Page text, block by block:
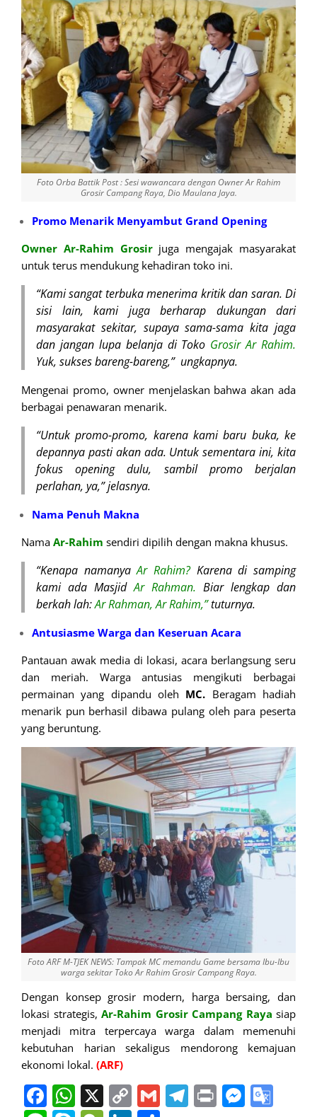
Foto Orba Battik Post : Sesi wawancara dengan Owner Ar Rahim
Grosir Campang Raya, Dio Maulana Jaya.
Promo Menarik Menyambut Grand Opening
Owner Ar-Rahim Grosirjuga mengajak masyarakat
untuk terus mendukung kehadiran toko ini.
“Kami sangat terbuka menerima kritik dan saran. Di
sisi lain, kami juga berharap dukungan dari
masyarakat sekitar, supaya sama-sama kita jaga
dan jangan lupa belanja di Toko Grosir Ar Rahim.
Yuk, sukses bareng-bareng,” ungkapnya.
Mengenai promo, owner menjelaskan bahwa akan ada
berbagai penawaran menarik.
“Untuk promo-promo, karena kami baru buka, ke
depannya pasti akan ada. Untuk sementara ini, kita
fokus opening dulu, sambil promo berjalan
perlahan, ya,” jelasnya.
Nama Penuh Makna
Nama Ar-Rahim sendiri dipilih dengan makna khusus.
“Kenapa namanyaAr Rahim?Karena di samping
kami ada MasjidAr Rahman. Biar lengkap dan
berkah lah:Ar Rahman, Ar Rahim,”tuturnya.
Antusiasme Warga dan Keseruan Acara
Pantauan awak media di lokasi, acara berlangsung seru
dan meriah. Warga antusias mengikuti berbagai
permainan yang dipandu oleh MC. Beragam hadiah
menarik pun berhasil dibawa pulang oleh para peserta
yang beruntung.
Foto ARF M-TJEK NEWS: Tampak MC memandu Game bersama Ibu-Ibu
warga sekitar Toko Ar Rahim Grosir Campang Raya.
Dengan konsep grosir modern, harga bersaing, dan
lokasi strategis, Ar-Rahim Grosir Campang Raya siap
menjadi mitra terpercaya warga dalam memenuhi
kebutuhan harian sekaligus mendorong kemajuan
ekonomi lokal. (ARF)
Facebook
WhatsApp
X CopyGmailTelegram
Print